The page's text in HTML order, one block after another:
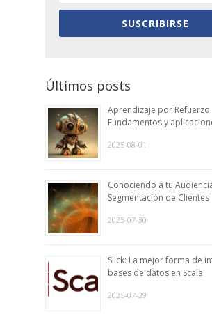
SUSCRIBIRSE
Últimos posts
Aprendizaje por Refuerzo:
Fundamentos y
2025-08-01
Conociendo a tu
Segmentación de Clientes
2025-07-30
Slick: La mejor forma de
bases de datos en Scala
2025-07-29